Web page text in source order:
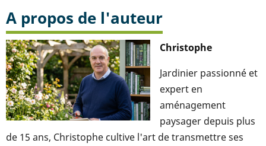
A propos de l'auteur
Christophe
Jardinier passionné et
expert en
aménagement
paysager depuis plus
de 15 ans, Christophe cultive l'art de transmettre ses